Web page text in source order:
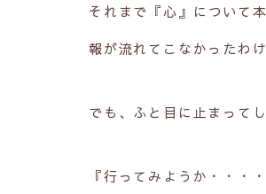
それまで『心』について
報が流れてこなかったわけ
でも、ふと目に止まって
『行ってみようか・・・